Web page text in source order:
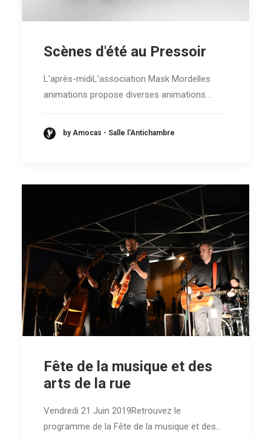
Scènes d'été au Pressoir
L'après-midiL’association Mask Mordelles
animations propose diverses animations…
by Amocas - Salle l'Antichambre
Fête de la musique et des
arts de la rue
Vendredi 21 Juin 2019Retrouvez le
programme de la Fête de la musique et des…